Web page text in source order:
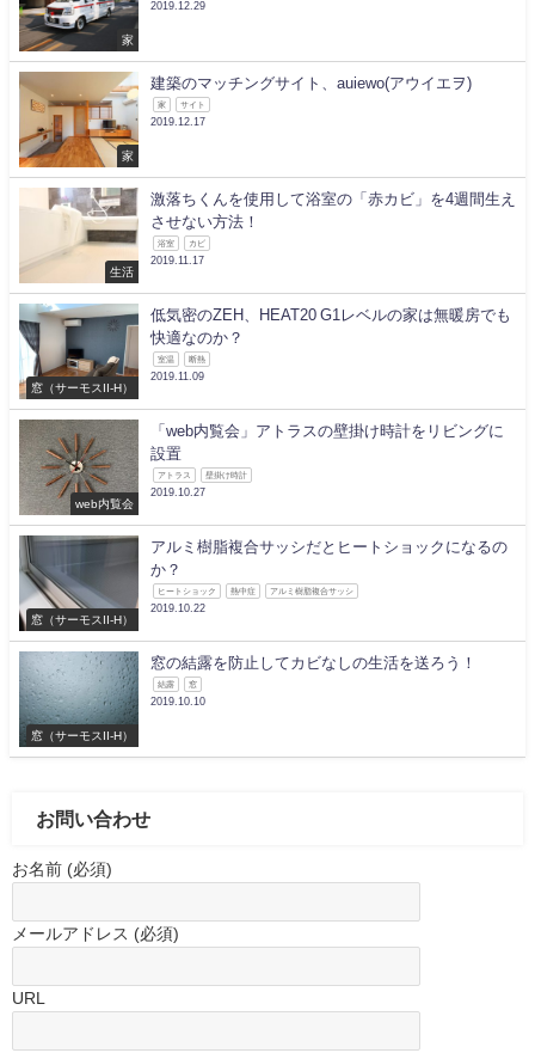
家
2019.12.29
家
建築のマッチングサイト、auiewo(アウイエヲ)
家 サイト
2019.12.17
生活
激落ちくんを使用して浴室の「赤カビ」を4週間生え
させない方法！
浴室 カビ
2019.11.17
窓（サーモスII-H）
低気密のZEH、HEAT20 G1レベルの家は無暖房でも
快適なのか？
室温 断熱
2019.11.09
web内覧会
「web内覧会」アトラスの壁掛け時計をリビングに
設置
アトラス 壁掛け時計
2019.10.27
窓（サーモスII-H）
アルミ樹脂複合サッシだとヒートショックになるの
か？
ヒートショック 熱中症 アルミ樹脂複合サッシ
2019.10.22
窓（サーモスII-H）
窓の結露を防止してカビなしの生活を送ろう！
結露 窓
2019.10.10
お問い合わせ
お名前 (必須)
メールアドレス (必須)
URL